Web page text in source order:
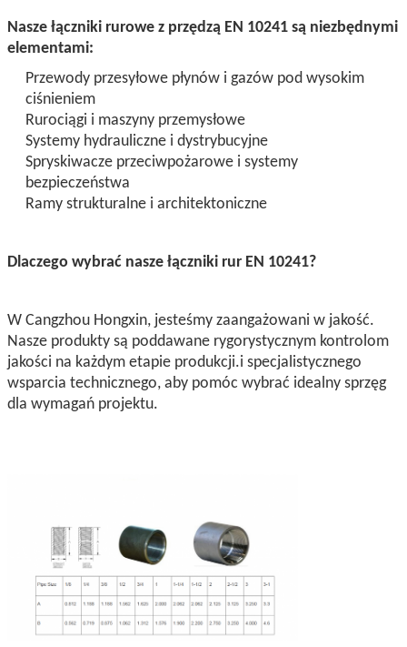
Nasze łączniki rurowe z przędzą EN 10241 są niezbędnymi
elementami:
Przewody przesyłowe płynów i gazów pod wysokim
ciśnieniem
Rurociągi i maszyny przemysłowe
Systemy hydrauliczne i dystrybucyjne
Spryskiwacze przeciwpożarowe i systemy
bezpieczeństwa
Ramy strukturalne i architektoniczne
Dlaczego wybrać nasze łączniki rur EN 10241?
W Cangzhou Hongxin, jesteśmy zaangażowani w jakość.
Nasze produkty są poddawane rygorystycznym kontrolom
jakości na każdym etapie produkcji.i specjalistycznego
wsparcia technicznego, aby pomóc wybrać idealny sprzęg
dla wymagań projektu.